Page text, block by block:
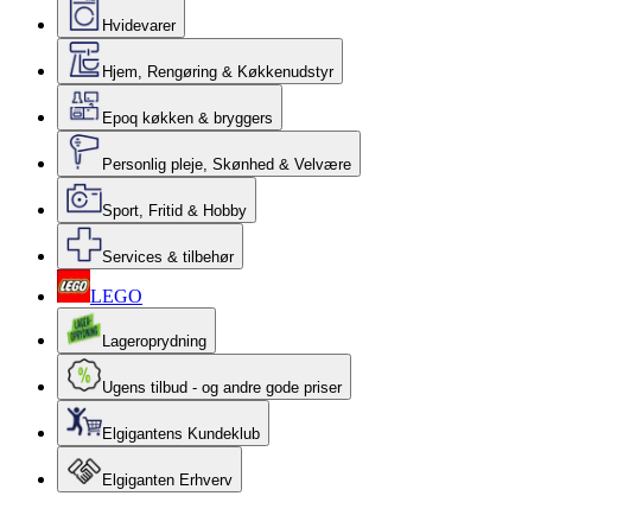
Hvidevarer
Hjem, Rengøring & Køkkenudstyr
Epoq køkken & bryggers
Personlig pleje, Skønhed & Velvære
Sport, Fritid & Hobby
Services & tilbehør
LEGO
Lageroprydning
Ugens tilbud - og andre gode priser
Elgigantens Kundeklub
Elgiganten Erhverv